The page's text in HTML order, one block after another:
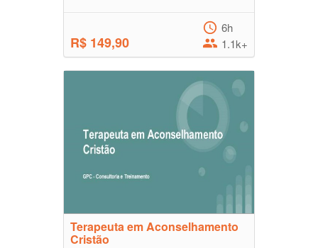
R$ 149,90
6h
1.1k+
Terapeuta em Aconselhamento
Cristão